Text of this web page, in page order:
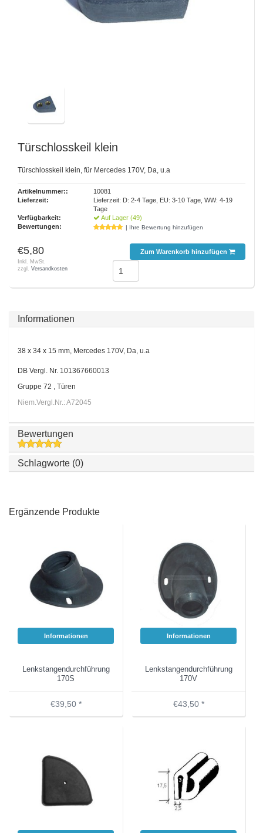
Türschlosskeil klein
Türschlosskeil klein, für Mercedes 170V, Da, u.a
Artikelnummer::
10081
Lieferzeit:
Lieferzeit: D: 2-4 Tage, EU: 3-10 Tage, WW: 4-19
Tage
Verfügbarkeit:
Auf Lager (49)
Bewertungen:
| Ihre Bewertung hinzufügen
€5,80
Inkl. MwSt.
zzgl. Versandkosten
Zum Warenkorb hinzufügen
Informationen
38 x 34 x 15 mm, Mercedes 170V, Da, u.a
DB Vergl. Nr. 101367660013
Gruppe 72 , Türen
Niem.Vergl.Nr.: A72045
Bewertungen
Schlagworte (0)
Ergänzende Produkte
Informationen
Lenkstangendurchführung
170S
€39,50 *
Informationen
Lenkstangendurchführung
170V
€43,50 *